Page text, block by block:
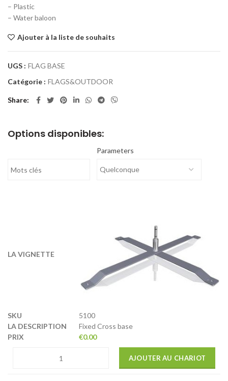
– Plastic
– Water baloon
Ajouter à la liste de souhaits
UGS : FLAG BASE
Catégorie : FLAGS&OUTDOOR
Share
Options disponibles:
Parameters
5100
Fixed Cross base
€0.00
AJOUTER AU CHARIOT